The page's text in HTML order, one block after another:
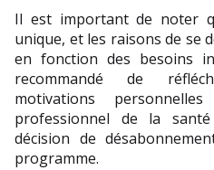
Il est important de noter
unique, et les raisons de se
en fonction des besoins
recommandé de
motivations
professionnel de la
décision de
programme.